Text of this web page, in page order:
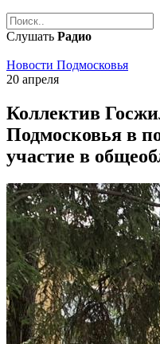
Слушать Радио
Новости Подмосковья
20 апреля
Коллектив
Подмосковья в
участие в